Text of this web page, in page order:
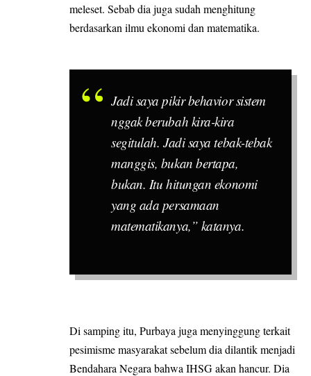
meleset. Sebab dia juga sudah menghitung
berdasarkan ilmu ekonomi dan matematika.
Jadi saya pikir behavior sistem
nggak berubah kira-kira
segitulah. Jadi saya tebak-tebak
manggis, bukan bertapa,
bukan. Itu hitungan ekonomi
yang ada persamaan
matematikanya,” katanya.
Di samping itu, Purbaya juga menyinggung terkait
pesimisme masyarakat sebelum dia dilantik menjadi
Bendahara Negara bahwa IHSG akan hancur. Dia